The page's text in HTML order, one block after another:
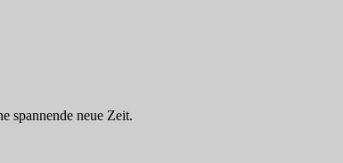
spannende neue Zeit.